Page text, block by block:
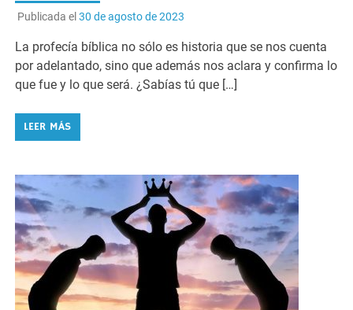
Publicada el 30 de agosto de 2023
La profecía bíblica no sólo es historia que se nos cuenta
por adelantado, sino que además nos aclara y confirma lo
que fue y lo que será. ¿Sabías tú que […]
LEER MÁS